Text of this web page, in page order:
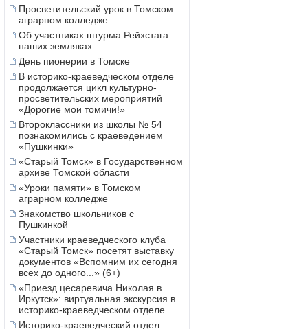
Просветительский урок в Томском
аграрном колледже
Об участниках штурма Рейхстага –
наших земляках
День пионерии в Томске
В историко-краеведческом отделе
продолжается цикл культурно-
просветительских мероприятий
«Дорогие мои томичи!»
Второклассники из школы № 54
познакомились с краеведением
«Пушкинки»
«Старый Томск» в Государственном
архиве Томской области
«Уроки памяти» в Томском
аграрном колледже
Знакомство школьников с
Пушкинкой
Участники краеведческого клуба
«Старый Томск» посетят выставку
документов «Вспомним их сегодня
всех до одного...» (6+)
«Приезд цесаревича Николая в
Иркутск»: виртуальная экскурсия в
историко-краеведческом отделе
Историко-краеведческий отдел